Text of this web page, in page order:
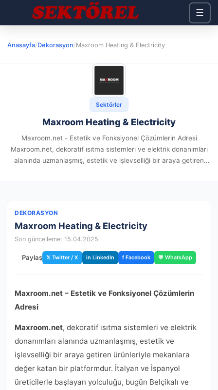
☰
Anasayfa/Dekorasyon/Maxroom Heating & Electricity
Sektörler
Maxroom Heating & Electricity
Maxroom.net - Estetik ve Fonksiyonel Çözümlerin Adresi
Maxroom.net, dekoratif ısıtma sistemleri ve elektrik donanımları
alanında uzmanlaşmış, estetik ve işlevselliği bir araya getiren
DEKORASYON
Maxroom Heating & Electricity
Son güncelleme: 15.04.2025
Paylaş 𝕏 Twitter / X in LinkedIn f Facebook 💬 WhatsApp
Maxroom.net – Estetik ve Fonksiyonel Çözümlerin
Adresi
Maxroom.net, dekoratif ısıtma sistemleri ve elektrik
donanımları alanında uzmanlaşmış, estetik ve
işlevselliği bir araya getiren ürünleriyle mekanlara
değer katan bir platformdur. İtalyan ve İspanyol
üreticilerle başlayan yolculuğu, bugün Belçikalı ve